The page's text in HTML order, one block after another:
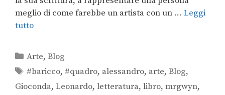
meglio di come farebbe un artista con un … Leggi
tutto
Arte,Blog
#baricco, #quadro, alessandro, arte,Blog,
Gioconda, Leonardo, letteratura, libro, mrgwyn,